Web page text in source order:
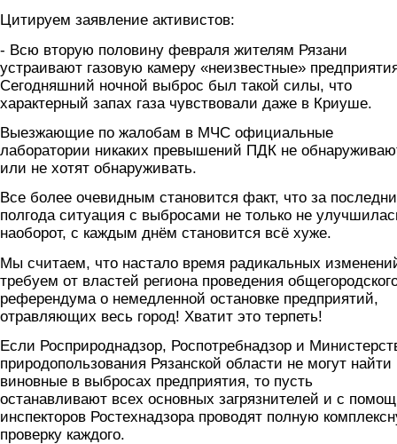
Цитируем заявление активистов:
- Всю вторую половину февраля жителям Рязани
устраивают газовую камеру «неизвестные»
Сегодняшний ночной выброс был такой силы, что
характерный запах газа чувствовали даже в Криуше.
Выезжающие по жалобам в МЧС официальные
лаборатории никаких превышений ПДК не
или не хотят обнаруживать.
Все более очевидным становится факт, что за
полгода ситуация с выбросами не только не
наоборот, с каждым днём становится всё хуже.
Мы считаем, что настало время радикальных
требуем от властей региона проведения
референдума о немедленной остановке предприятий,
отравляющих весь город! Хватит это терпеть!
Если Росприроднадзор, Роспотребнадзор и
природопользования Рязанской области не могут найти
виновные в выбросах предприятия, то пусть
останавливают всех основных загрязнителей и с
инспекторов Ростехнадзора проводят полную
проверку каждого.